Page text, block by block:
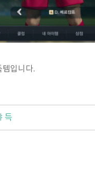
템입니다.
득